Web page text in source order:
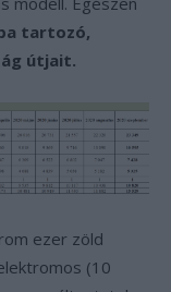
tartozó,
útjait.
ezer zöld
(10